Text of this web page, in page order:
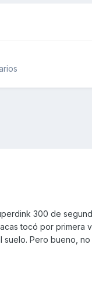
300 de
tocó por primera
Pero bueno,